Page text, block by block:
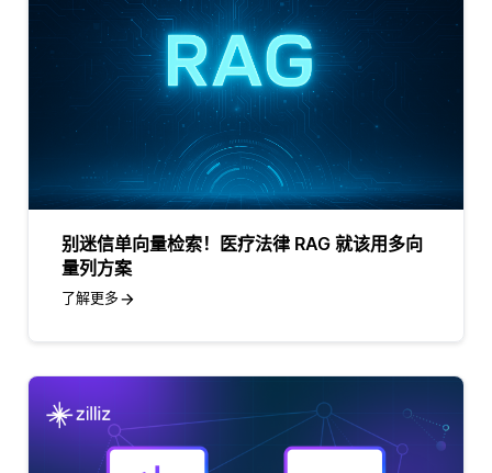
别迷信单向量检索！医疗法律 RAG 就该用多向
量列方案
了解更多